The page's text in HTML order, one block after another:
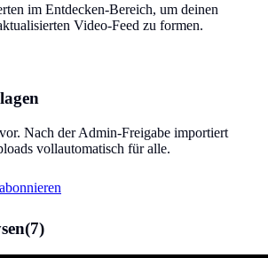
im Entdecken-Bereich, um deinen
Video-Feed zu formen.
Nach der Admin-Freigabe importiert
vollautomatisch für alle.
(7)